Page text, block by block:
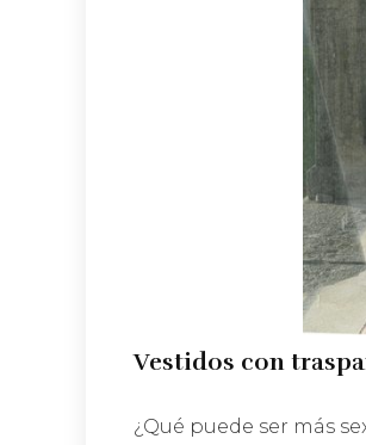
Vestidos con
¿Qué puede ser más